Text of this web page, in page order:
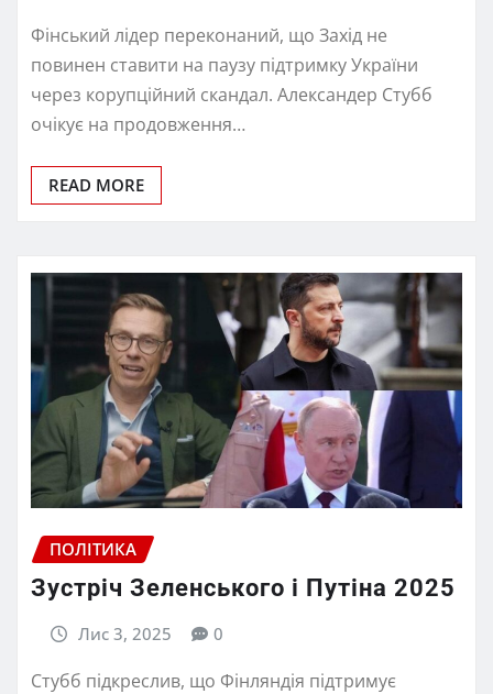
Фінський лідер переконаний, що Захід не
повинен ставити на паузу підтримку України
через корупційний скандал. Александер Стубб
очікує на продовження…
READ MORE
ПОЛІТИКА
Зустріч Зеленського і Путіна 2025
Лис 3, 2025 0
Стубб підкреслив, що Фінляндія підтримує